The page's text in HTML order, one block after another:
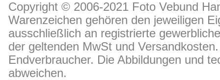
Copyright © 2006-2021 Foto Vebund
Warenzeichen gehören den jeweiligen
ausschließlich an registrierte
der geltenden MwSt und
Endverbraucher. Die Abbildungen und
abweichen.